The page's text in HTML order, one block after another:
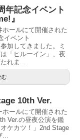
年記念イベント
』
ールにて開催された
イベント
加してきました。ミ
「ヒルーイン」、夜
れま...
む
10th Ver.
ールにて開催された
Ver.の昼夜公演を鑑
ケカツ！」2nd Stage
...